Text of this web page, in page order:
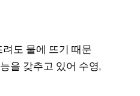
도 물에 뜨기 때문
을 갖추고 있어 수영,